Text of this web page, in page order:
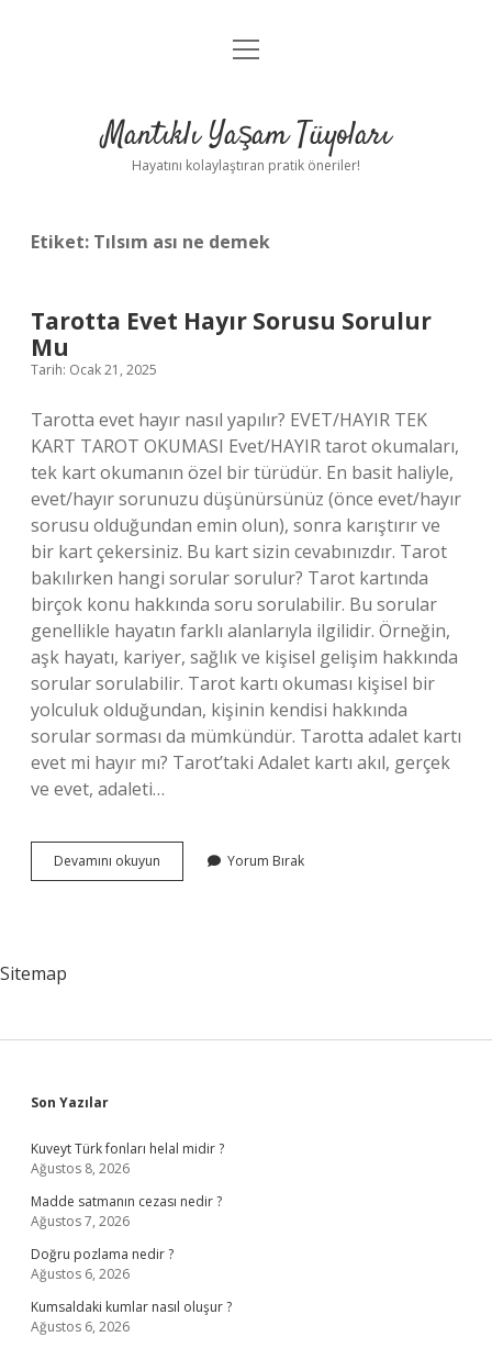
Anasayfa
Yasal Uyarı
menüyü
Mantıklı Yaşam Tüyoları
Hayatını kolaylaştıran pratik öneriler!
Etiket: Tılsım ası ne demek
Tarotta Evet Hayır Sorusu Sorulur
Mu
Tarih: Ocak 21, 2025
Tarotta evet hayır nasıl yapılır? EVET/HAYIR TEK
KART TAROT OKUMASI Evet/HAYIR tarot okumaları,
tek kart okumanın özel bir türüdür. En basit haliyle,
evet/hayır sorunuzu düşünürsünüz (önce evet/hayır
sorusu olduğundan emin olun), sonra karıştırır ve
bir kart çekersiniz. Bu kart sizin cevabınızdır. Tarot
bakılırken hangi sorular sorulur? Tarot kartında
birçok konu hakkında soru sorulabilir. Bu sorular
genellikle hayatın farklı alanlarıyla ilgilidir. Örneğin,
aşk hayatı, kariyer, sağlık ve kişisel gelişim hakkında
sorular sorulabilir. Tarot kartı okuması kişisel bir
yolculuk olduğundan, kişinin kendisi hakkında
sorular sorması da mümkündür. Tarotta adalet kartı
evet mi hayır mı? Tarot’taki Adalet kartı akıl, gerçek
ve evet, adaleti…
Devamını okuyun
Evet
Yorum Bırak
Sitemap
Sidebar
Son Yazılar
Kuveyt Türk fonları helal midir ?
Ağustos 8, 2026
Madde satmanın cezası nedir ?
Ağustos 7, 2026
Doğru pozlama nedir ?
Ağustos 6, 2026
Kumsaldaki kumlar nasıl oluşur ?
Ağustos 6, 2026